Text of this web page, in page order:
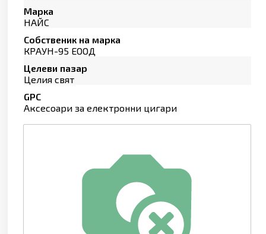
Марка
НАЙС
Собственик на марка
КРАУН-95 ЕООД
Целеви пазар
Целия свят
GPC
Аксесоари за електронни цигари